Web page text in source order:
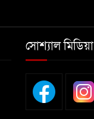
সোশ্যাল মিডিয়া